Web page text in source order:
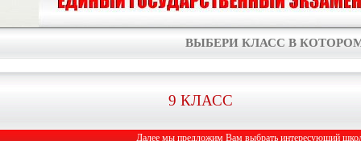
ВЫБЕРИ КЛАСС В
9 КЛАСС
Далее мы предложим Вам выбрать интересующий